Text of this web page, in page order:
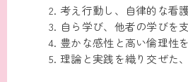
考え行動し、自律的な看
自ら学び、他者の学びを
豊かな感性と高い倫理性
理論と実践を織り交ぜた